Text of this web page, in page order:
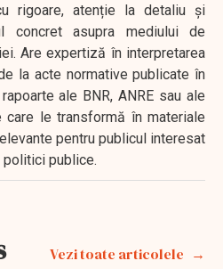
rigoare, atenție la detaliu și
concret asupra mediului de
Are expertiză în interpretarea
la acte normative publicate în
ale BNR, ANRE sau ale
le transformă în materiale
pentru publicul interesat
politici publice.
Vezi toate articolele